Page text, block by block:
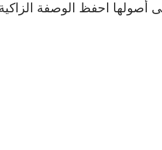
أصولها احفظ الوصفة